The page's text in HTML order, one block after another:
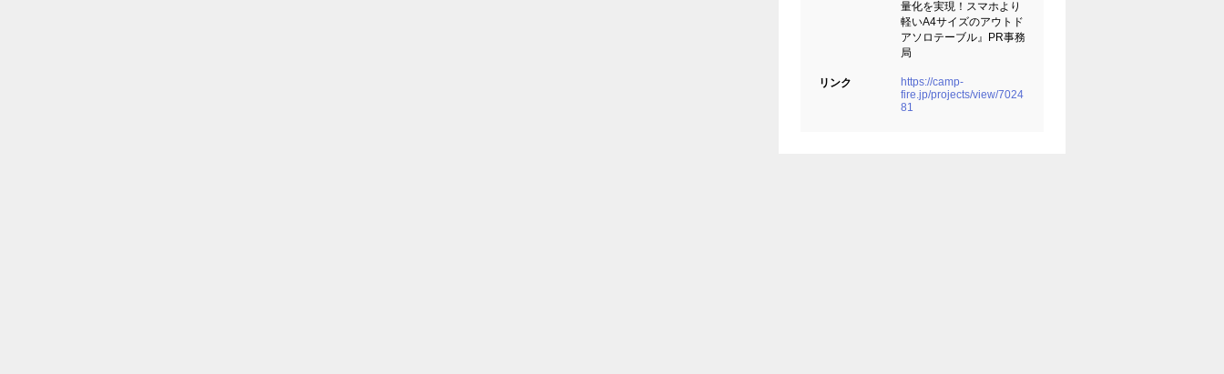
量化を実現！スマホより
軽いA4サイズのアウトド
アソロテーブル』PR事務
局
リンク
https://camp-
fire.jp/projects/view/7024
81